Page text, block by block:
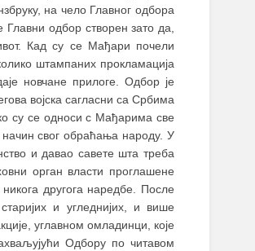
на чело Главног одбора
Главни одбор створен зато да,
Кад су се Мађари почели
штампаних прокламација
новчане прилоге. Одбор је
војска сагласни са Србима
су се односи с Мађарима све
свог обраћања народу. У
и давао савете шта треба
орган власти проглашене
другога наредбе. После
и угледнијих, и више
углавном омладинци, које
Одбору по читавом